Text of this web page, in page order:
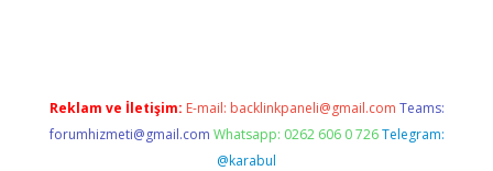
Reklam ve İletişim: E-mail: backlinkpaneli@gmail.com Teams:
forumhizmeti@gmail.com Whatsapp: 0262 606 0 726 Telegram:
@karabul